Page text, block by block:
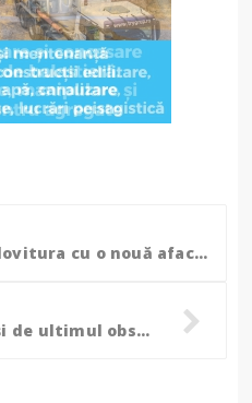
Frații Pavăl dau lovitura cu o nouă afacere!
Frații Pavăl au trecut și de ultimul obstacol în calea preluării Carrefour România!